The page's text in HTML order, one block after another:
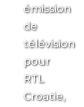
émission
de
télévision
pour
RTL
Croatie,